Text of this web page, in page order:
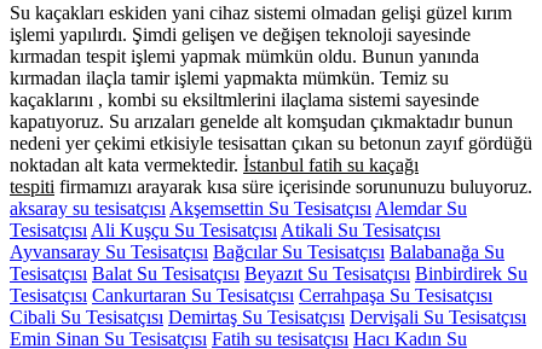
Su kaçakları eskiden yani cihaz sistemi olmadan gelişi güzel kırım
işlemi yapılırdı. Şimdi gelişen ve değişen teknoloji sayesinde
kırmadan tespit işlemi yapmak mümkün oldu. Bunun yanında
kırmadan ilaçla tamir işlemi yapmakta mümkün. Temiz su
kaçaklarını , kombi su eksiltmlerini ilaçlama sistemi sayesinde
kapatıyoruz. Su arızaları genelde alt komşudan çıkmaktadır bunun
nedeni yer çekimi etkisiyle tesisattan çıkan su betonun zayıf gördüğü
noktadan alt kata vermektedir. İstanbul fatih su kaçağı
tespiti firmamızı arayarak kısa süre içerisinde sorununuzu buluyoruz.
aksaray su tesisatçısı Akşemsettin Su Tesisatçısı Alemdar Su
Tesisatçısı Ali Kuşçu Su Tesisatçısı Atikali Su Tesisatçısı
Ayvansaray Su Tesisatçısı Bağcılar Su Tesisatçısı Balabanağa Su
Tesisatçısı Balat Su Tesisatçısı Beyazıt Su Tesisatçısı Binbirdirek Su
Tesisatçısı Cankurtaran Su Tesisatçısı Cerrahpaşa Su Tesisatçısı
Cibali Su Tesisatçısı Demirtaş Su Tesisatçısı Dervişali Su Tesisatçısı
Emin Sinan Su Tesisatçısı Fatih su tesisatçısı Hacı Kadın Su